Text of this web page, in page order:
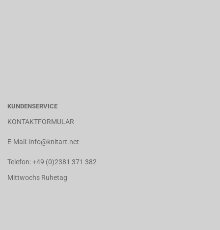
KUNDENSERVICE
KONTAKTFORMULAR
E-Mail: info@knitart.net
Telefon:+49 (0)2381 371 382
Mittwochs Ruhetag